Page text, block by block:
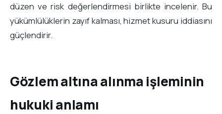
düzen ve risk değerlendirmesi birlikte incelenir. Bu
yükümlülüklerin zayıf kalması, hizmet kusuru iddiasını
güçlendirir.
Gözlem altına alınma işleminin
hukuki anlamı